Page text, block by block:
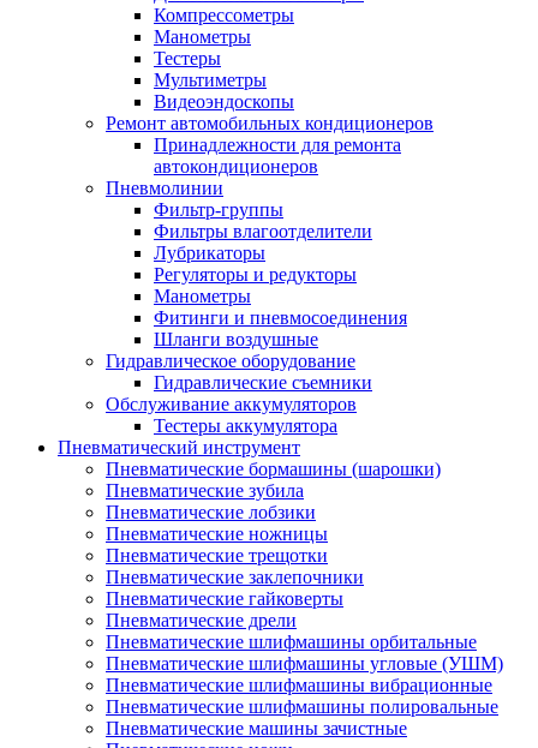
Компрессометры
Манометры
Тестеры
Мультиметры
Видеоэндоскопы
Ремонт автомобильных кондиционеров
Принадлежности для ремонта
автокондиционеров
Пневмолинии
Фильтр-группы
Фильтры влагоотделители
Лубрикаторы
Регуляторы и редукторы
Манометры
Фитинги и пневмосоединения
Шланги воздушные
Гидравлическое оборудование
Гидравлические съемники
Обслуживание аккумуляторов
Тестеры аккумулятора
Пневматический инструмент
Пневматические бормашины (шарошки)
Пневматические зубила
Пневматические лобзики
Пневматические ножницы
Пневматические трещотки
Пневматические заклепочники
Пневматические гайковерты
Пневматические дрели
Пневматические шлифмашины орбитальные
Пневматические шлифмашины угловые (УШМ)
Пневматические шлифмашины вибрационные
Пневматические шлифмашины полировальные
Пневматические машины зачистные